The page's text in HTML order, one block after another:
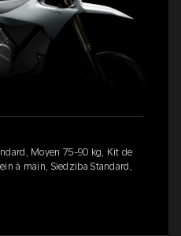
Moyen 75-90 kg, Kit de
à main, Siedziba Standard,